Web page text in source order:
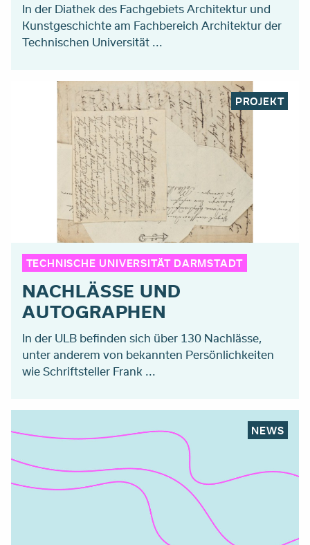
In der Diathek des Fachgebiets Architektur und
Kunstgeschichte am Fachbereich Architektur der
Technischen Universität ...
PROJEKT
TECHNISCHE UNIVERSITÄT DARMSTADT
NACHLÄSSE UND
AUTOGRAPHEN
In der ULB befinden sich über 130 Nachlässe,
unter anderem von bekannten Persönlichkeiten
wie Schriftsteller Frank ...
NEWS